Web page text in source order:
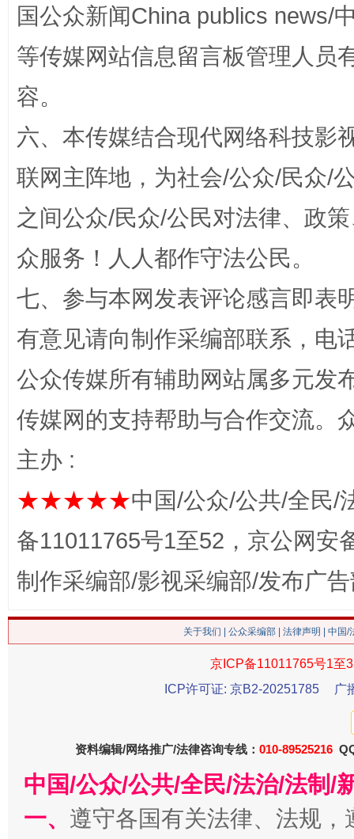
网上购药对药下症？
在谋一域中谋全局
今
国公众新闻China publics news/
等传媒网站信息留言板管理人员
容。
六、本传媒结合现代网络科技影
联网主阵地，为社会/公众/民众/
之间公众/民众/公民对法律、政
众服务！人人都作守法公民。
七、参与本网发表评论感言即表
有意见请向制作采编部联系，电
公众传媒所有辅助网站属多元发
传媒网的支持帮助与合作交流。
主办 :
★★★★★中国/公众/公共/全民/
备11011765号1至52，京公网安
制作采编部/影视采编部/发布广
关于我们 公众采编部 法律声明 | 中国
京ICP备11011765号1至
ICP许可证: 京B2-20251785
广
资料编辑/网络推广/法律咨询专线： 010-89525216
中国/公众/公共/全民/法治/法制/
一、 遵守各国有关法律、法规